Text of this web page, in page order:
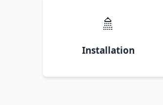
🚿
Installation